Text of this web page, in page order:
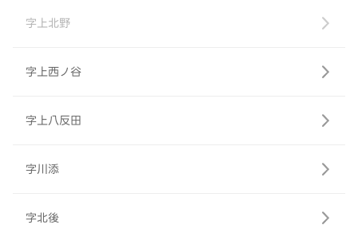
字上北野
字上西ノ谷
字上八反田
字川添
字北後